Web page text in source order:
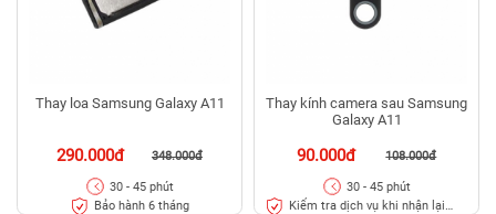
Thay loa Samsung Galaxy A11
290.000đ 348.000đ
30 - 45 phút
Bảo hành 6 tháng
Thay kính camera sau Samsung
Galaxy A11
90.000đ 108.000đ
30 - 45 phút
Kiểm tra dịch vụ khi nhận lại